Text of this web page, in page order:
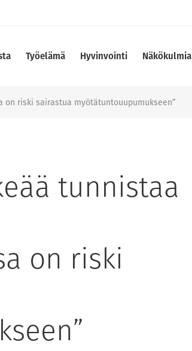
Työelämä Hyvinvointi Näkökulmia
riski sairastua myötätuntouupumukseen”
tunnistaa
on riski